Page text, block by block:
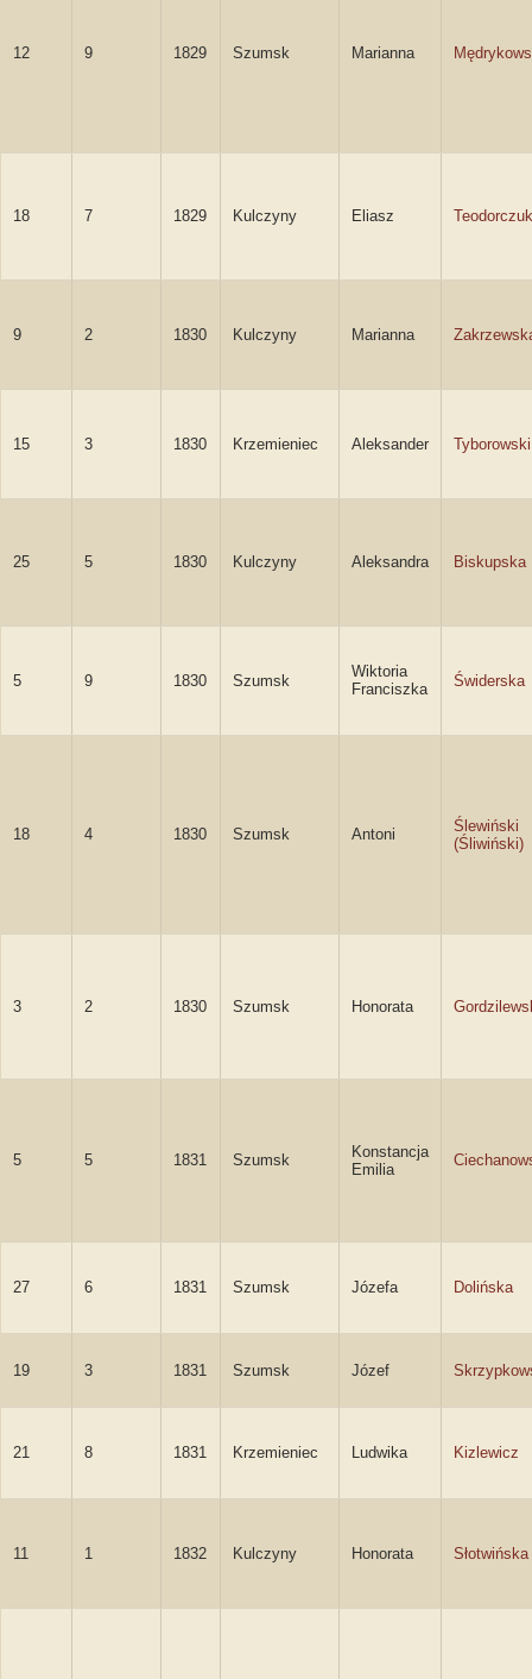
12 9 1829 Szumsk Marianna
18 7 1829 Kulczyny Eliasz Teodorczuk
9 2 1830 Kulczyny Marianna
15 3 1830 Krzemieniec Aleksander Tyborowski
25 5 1830 Kulczyny Aleksandra Biskupska
5 9 1830 Szumsk
Wiktoria
Franciszka
Świderska
18 4 1830 Szumsk Antoni
Ślewiński
(Śliwiński)
3 2 1830 Szumsk Honorata
5 5 1831 Szumsk
Konstancja
Emilia
27 6 1831 Szumsk Józefa Dolińska
19 3 1831 Szumsk Józef
21 8 1831 Krzemieniec Ludwika Kizlewicz
11 1 1832 Kulczyny Honorata Słotwińska